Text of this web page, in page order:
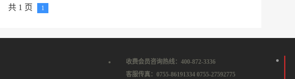
共 1 页 1
收费会员咨询热线：400-872-3336
客服传真：0755-86191334 0755-27592775